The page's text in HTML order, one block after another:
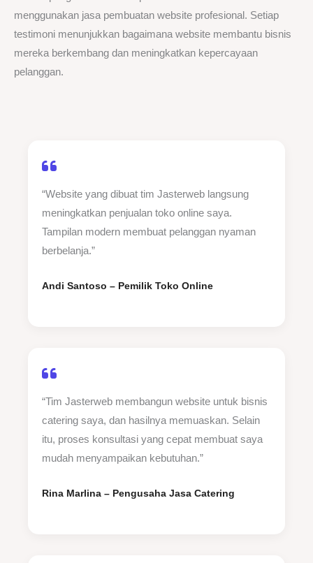
menggunakan jasa pembuatan website profesional. Setiap
testimoni menunjukkan bagaimana website membantu bisnis
mereka berkembang dan meningkatkan kepercayaan
pelanggan.
“Website yang dibuat tim Jasterweb langsung
meningkatkan penjualan toko online saya.
Tampilan modern membuat pelanggan nyaman
berbelanja.”
Andi Santoso – Pemilik Toko Online
“Tim Jasterweb membangun website untuk bisnis
catering saya, dan hasilnya memuaskan. Selain
itu, proses konsultasi yang cepat membuat saya
mudah menyampaikan kebutuhan.”
Rina Marlina – Pengusaha Jasa Catering